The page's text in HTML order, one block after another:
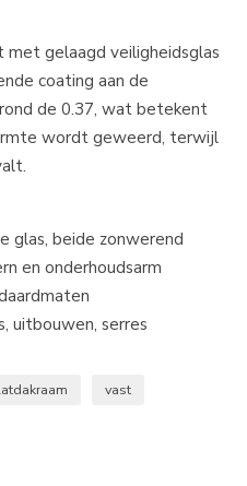
gelaagd veiligheidsglas
coating aan de
de 0.37, wat betekent
wordt geweerd, terwijl
glas, beide zonwerend
en onderhoudsarm
uitbouwen, serres
vast